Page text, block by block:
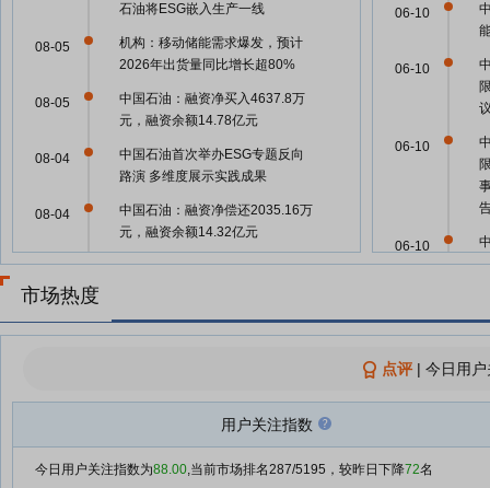
石油将ESG嵌入生产一线
机构：移动储能需求爆发，预计
2026年出货量同比增长超80%
08-05
中国石油：融资净买入4637.8万
元，融资余额14.78亿元
08-05
中国石油首次举办ESG专题反向
路演 多维度展示实践成果
08-04
中国石油：融资净偿还2035.16万
元，融资余额14.32亿元
08-04
能源系统韧性充分彰显
措并举投入电力保供
08-03
中国石油西南油气田“十四五”以来
全油气系统理论提升勘探效益
08-03
06-10
06-10
06-10
06-10
06-10
06-10
06-05
市场热度
点评| 今日用
用户关注指数
今日用户关注指数为88.00,当前市场排名287/5195，较昨日下降72名